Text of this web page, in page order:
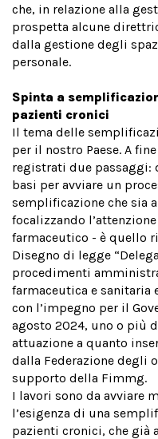
che, in relazione alla
prospetta alcune
dalla gestione degli
personale.
Spinta a
pazienti cronici
Il tema delle
per il nostro Paese. A
registrati due passaggi:
basi per avviare un
semplificazione che sia
focalizzando
farmaceutico - è quello
Disegno di legge
procedimenti
farmaceutica e
con l’impegno per il
agosto 2024, uno o più
attuazione a quanto
dalla Federazione degli
supporto della Fimmg.
I lavori sono da avviare
l’esigenza di una
pazienti cronici, che già